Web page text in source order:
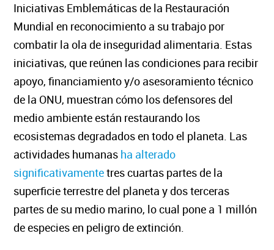
Iniciativas Emblemáticas de la Restauración
Mundial en reconocimiento a su trabajo por
combatir la ola de inseguridad alimentaria. Estas
iniciativas, que reúnen las condiciones para recibir
apoyo, financiamiento y/o asesoramiento técnico
de la ONU, muestran cómo los defensores del
medio ambienteestán restaurando los
ecosistemas degradados en todo el planeta. Las
actividades humanas ha alterado
significativamentetres cuartas partes de la
superficie terrestre del planeta y dos terceras
partes de su medio marino, lo cual pone a 1 millón
de especies en peligro de extinción.